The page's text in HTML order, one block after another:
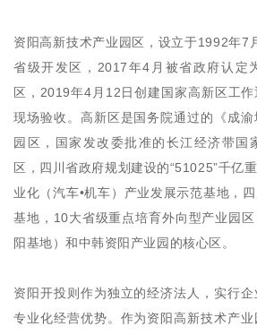
资阳高新技术产业园区，设立于1992年7
省级开发区，2017年4月被省政府认定
区，2019年4月12日创建国家高新区工
现场验收。高新区是国务院通过的《成
园区，国家发改委批准的长江经济带国
区，四川省政府规划建设的“51025”千亿
业化（汽车•机车）产业发展示范基地，
基地，10大省级重点培育外向型产业园
阳基地）和中韩资阳产业园的核心区。
资阳开投则作为独立的经济法人，实行
专业化经营优势。作为资阳高新技术产